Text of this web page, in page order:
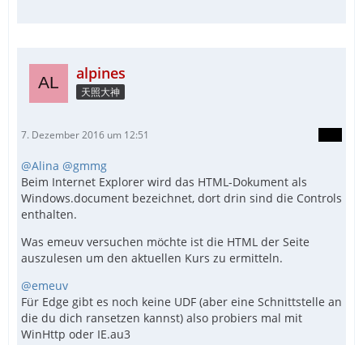
alpines
天照大神
7. Dezember 2016 um 12:51
@Alina @gmmg
Beim Internet Explorer wird das HTML-Dokument als
Windows.document bezeichnet, dort drin sind die Controls
enthalten.
Was emeuv versuchen möchte ist die HTML der Seite
auszulesen um den aktuellen Kurs zu ermitteln.
@emeuv
Für Edge gibt es noch keine UDF (aber eine Schnittstelle an
die du dich ransetzen kannst) also probiers mal mit
WinHttp oder IE.au3